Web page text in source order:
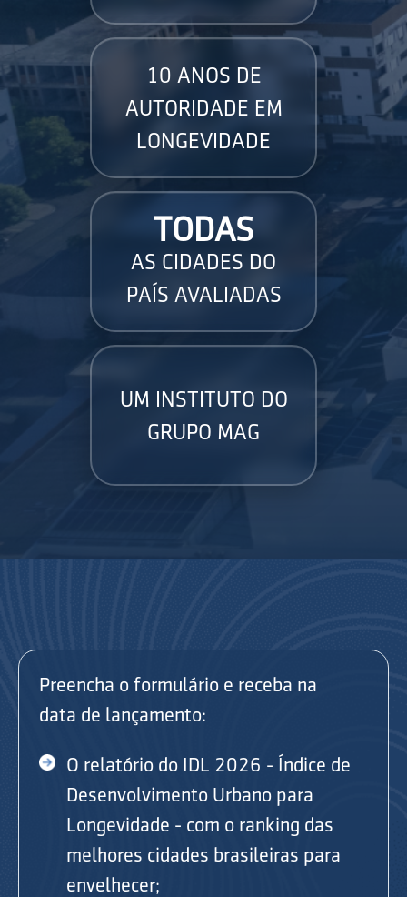
10 ANOS DE
AUTORIDADE EM
LONGEVIDADE
TODAS
AS CIDADES DO
PAÍS AVALIADAS
UM INSTITUTO DO
GRUPO MAG
Preencha o formulário e receba na
data de lançamento:
O relatório do IDL 2026 - Índice de
Desenvolvimento Urbano para
Longevidade - com o ranking das
melhores cidades brasileiras para
envelhecer;